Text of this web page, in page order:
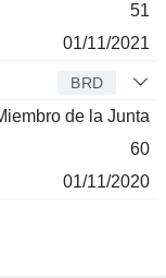
51
01/11/2021
BRD
de la Junta
60
01/11/2020